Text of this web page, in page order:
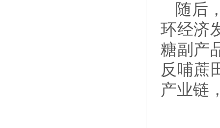
随后
环经济
糖副产
反哺蔗
产业链